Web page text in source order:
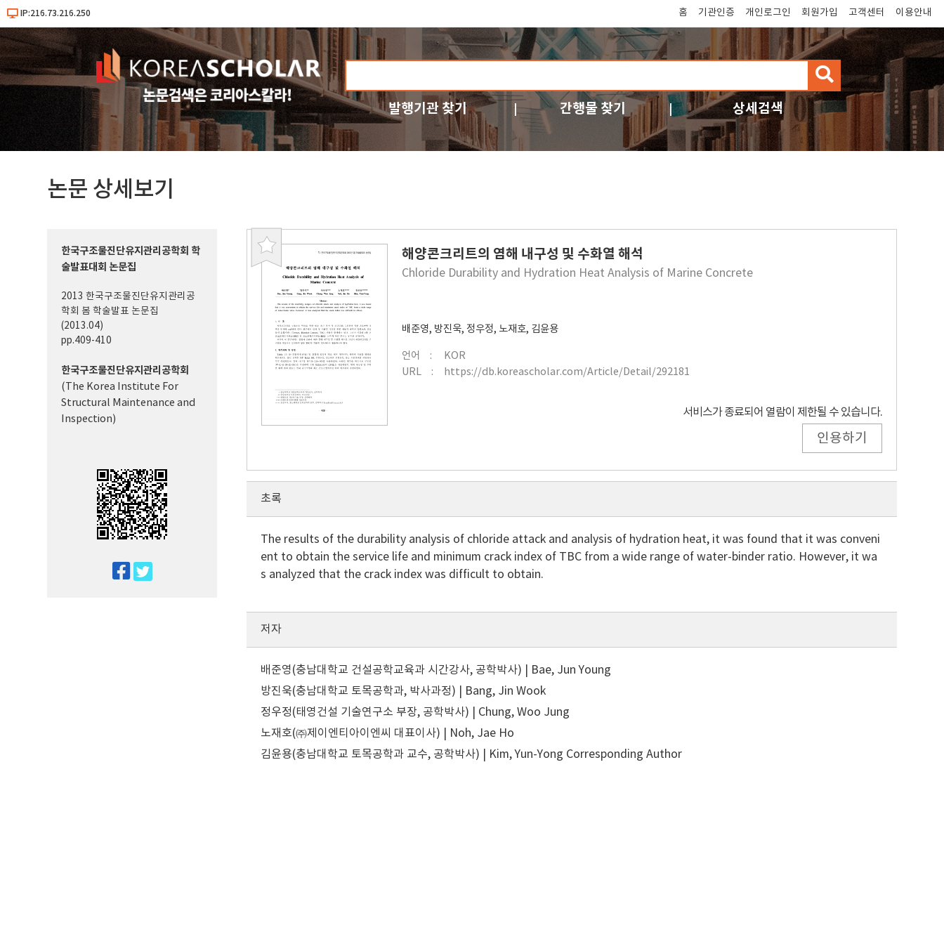
IP:216.73.216.250 홈 기관인증 개인로그인 회원가입 고객센터 이용안내
검
색
발행기관 찾기 간행물 찾기 상세검색
논문 상세보기
북
해양콘크리트의 염해 내구성 및 수화열 해석
Chloride Durability and Hydration Heat Analysis of Marine Concrete
배준영, 방진욱, 정우정, 노재호, 김윤용
언어
KOR
URL
https://db.koreascholar.com/Article/Detail/292181
서비스가 종료되어 열람이 제한될 수 있습니다.
인용하기
한국구조물진단유지관리공학회 학
술발표대회 논문집
2013 한국구조물진단유지관리공
학회 봄 학술발표 논문집
(2013.04)
pp.409-410
한국구조물진단유지관리공학회
(The Korea Institute For
Structural Maintenance and
Inspection)
초록
The results of the durability analysis of chloride attack and analysis of hydration heat, it was found that it was conveni
ent to obtain the service life and minimum crack index of TBC from a wide range of water-binder ratio. However, it wa
s analyzed that the crack index was difficult to obtain.
저자
배준영(충남대학교 건설공학교육과 시간강사, 공학박사) | Bae, Jun Young
방진욱(충남대학교 토목공학과, 박사과정) | Bang, Jin Wook
정우정(태영건설 기술연구소 부장, 공학박사) | Chung, Woo Jung
노재호(㈜제이엔티아이엔씨 대표이사) | Noh, Jae Ho
김윤용(충남대학교 토목공학과 교수, 공학박사) | Kim, Yun-Yong Corresponding Author